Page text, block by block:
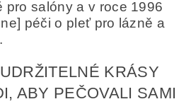
vyjadřujete souhlas
údajů v souladu s definicí
.
pro salóny a v roce 1996
péči o pleť pro lázně a
KRÁSY
ABY PEČOVALI SAMI